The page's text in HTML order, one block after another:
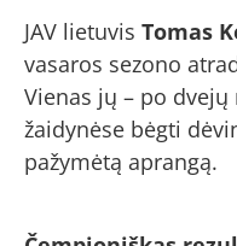
JAV lietuvis Tomas
vasaros sezono
Vienas jų – po
žaidynėse bėgti
pažymėtą aprangą.